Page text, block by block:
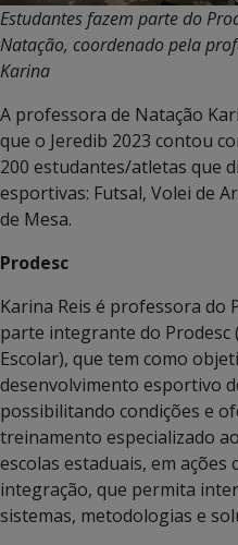
Estudantes fazem parte do
Natação, coordenado pela
Karina
A professora de Natação
que o Jeredib 2023 contou
200 estudantes/atletas que
esportivas: Futsal, Volei de
de Mesa.
Prodesc
Karina Reis é professora do
parte integrante do
Escolar), que tem como
desenvolvimento esportivo
possibilitando condições e
treinamento especializado
escolas estaduais, em
integração, que permita
sistemas, metodologias e